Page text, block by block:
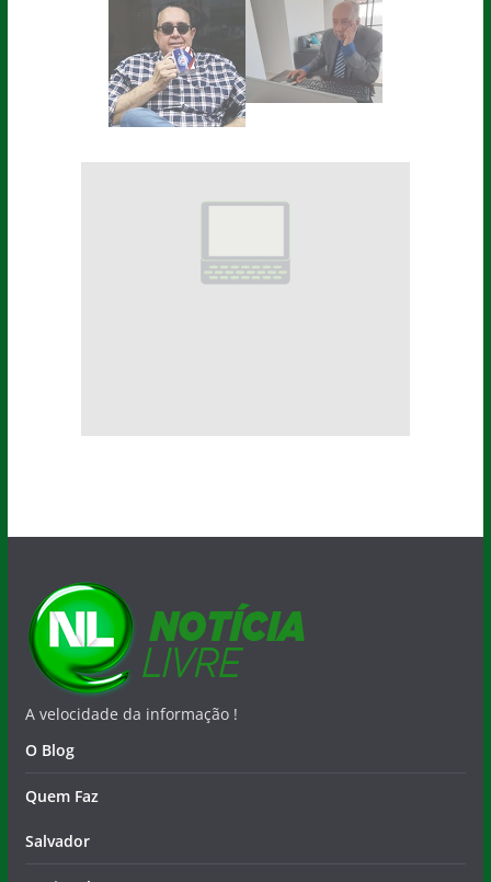
A velocidade da informação !
O Blog
Quem Faz
Salvador